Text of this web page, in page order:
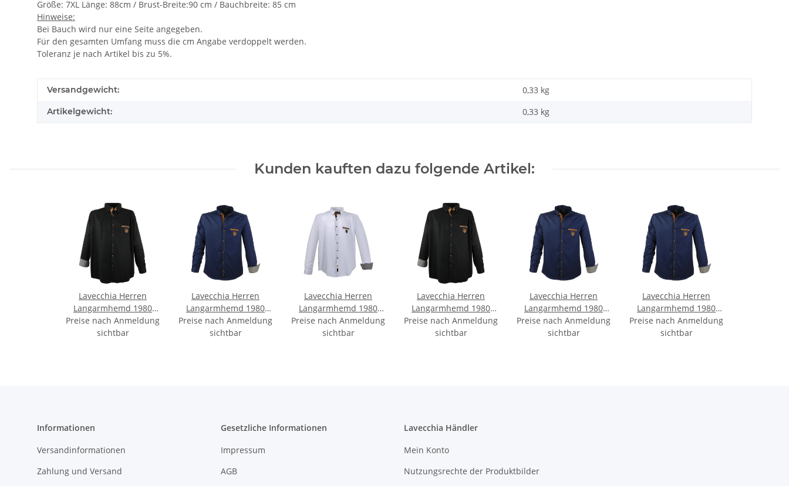
Größe: 7XL Länge: 88cm / Brust-Breite:90 cm / Bauchbreite: 85 cm
Hinweise:
Bei Bauch wird nur eine Seite angegeben.
Für den gesamten Umfang muss die cm Angabe verdoppelt werden.
Toleranz je nach Artikel bis zu 5%.
Versandgewicht: 0,33 kg
Artikelgewicht: 0,33 kg
Kunden kauften dazu folgende Artikel:
Lavecchia Herren
Langarmhemd 1980
(Dark-Black, 4XL)
Preise nach Anmeldung
sichtbar
Lavecchia Herren
Langarmhemd 1980
(Navyblue, 5XL)
Preise nach Anmeldung
sichtbar
Lavecchia Herren
Langarmhemd 1980
(Snow White, 4XL)
Preise nach Anmeldung
sichtbar
Lavecchia Herren
Langarmhemd 1980
(Dark-Black, 5XL)
Preise nach Anmeldung
sichtbar
Lavecchia Herren
Langarmhemd 1980
(Navyblue, 6XL)
Preise nach Anmeldung
sichtbar
Lavecchia Herren
Langarmhemd 1980
(Navyblue, 7XL)
Preise nach Anmeldung
sichtbar
Informationen
Versandinformationen
Zahlung und Versand
Gesetzliche Informationen
Impressum
AGB
Lavecchia Händler
Mein Konto
Nutzungsrechte der Produktbilder